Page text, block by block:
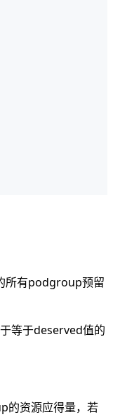
所有podgroup预留
等于deserved值的
资源应得量，若